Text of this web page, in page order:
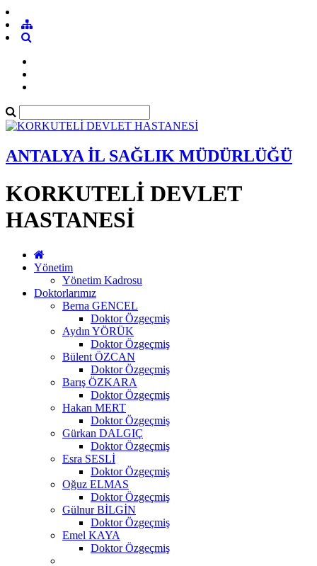
ANTALYA İL SAĞLIK MÜDÜRLÜĞÜ
KORKUTELİ DEVLET
HASTANESİ
Yönetim
Yönetim Kadrosu
Doktorlarımız
Berna GENCEL
Doktor Özgeçmiş
Aydın YÖRÜK
Doktor Özgeçmiş
Bülent ÖZCAN
Doktor Özgeçmiş
Barış ÖZKARA
Doktor Özgeçmiş
Hakan MERT
Doktor Özgeçmiş
Gürkan DALGIÇ
Doktor Özgeçmiş
Esra SESLİ
Doktor Özgeçmiş
Oğuz ELMAS
Doktor Özgeçmiş
Gülnur BİLGİN
Doktor Özgeçmiş
Emel KAYA
Doktor Özgeçmiş